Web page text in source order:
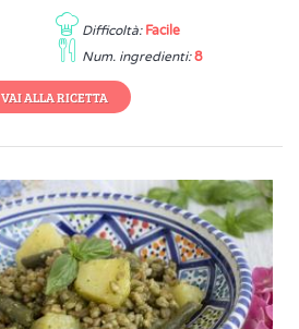
Difficoltà: Facile
Num. ingredienti: 8
VAI ALLA RICETTA